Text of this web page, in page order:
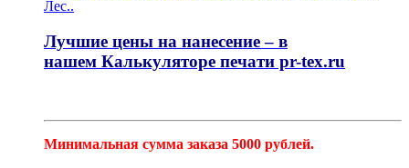
Лес..
Лучшие цены на нанесение – в
нашем Калькуляторе печати pr-tex.ru
Минимальная сумма заказа 5000 рублей.